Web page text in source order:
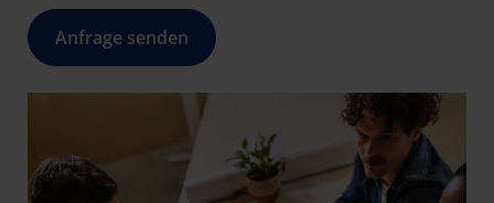
Anfrage senden